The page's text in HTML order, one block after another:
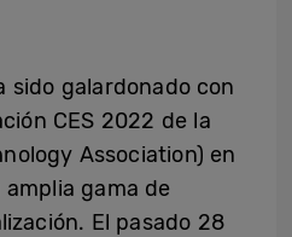
sido galardonado con
CES 2022 de la
Association) en
gama de
El pasado 28